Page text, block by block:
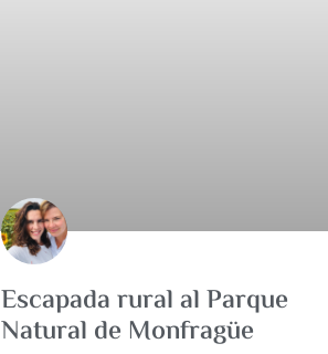
Escapada rural al Parque
Natural de Monfragüe